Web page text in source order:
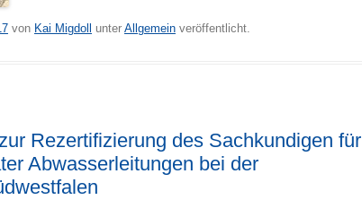
von Kai Migdoll unter Allgemein veröffentlicht.
Rezertifizierung des Sachkundigen für
Abwasserleitungen bei der